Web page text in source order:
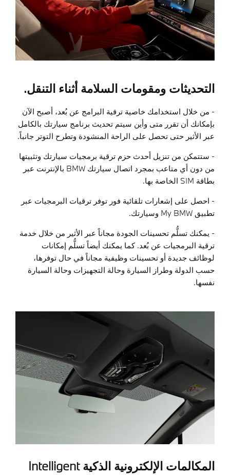
التحديثات ومقومات السلامة أثناء التنقل.
- من خلال استخدامك خاصية ترقية البرامج عن بُعد، أصبح الآن
بإمكانك أن تقرر متى وأين سيتم تحديث برنامج سيارتك بالكامل
عبر الأثير حتى تحصل على الراحة المنشودة وتطرح التوتر جانباً.
- ستتمكن من تنزيل أحدث حزم ترقية برمجيات سيارتك وتثبيتها
من دون أي متاعب بمجرد اتصال سيارتك BMW بالإنترنت عبر
بطاقة SIM الخاصة بها.
- احصل على إشعارات تلقائية فور توفر ترقيات البرمجيات عبر
تطبيق My BMW وسيارتك.
- يمكنك تسلُّم تحسينات الجودة مجاناً عبر الأثير من خلال خدمة
ترقية البرمجيات عن بُعد. كما يمكنك أيضاً تسلُّم إمكانات
لوظائف جديدة أو تحسينات وظيفية مجاناً في حال توفرها،
حسب الدولة وطراز السيارة وحالة التجهيزات وحالة السيارة
نفسها.
المكالمات الإلكترونية الذكية Intelligent